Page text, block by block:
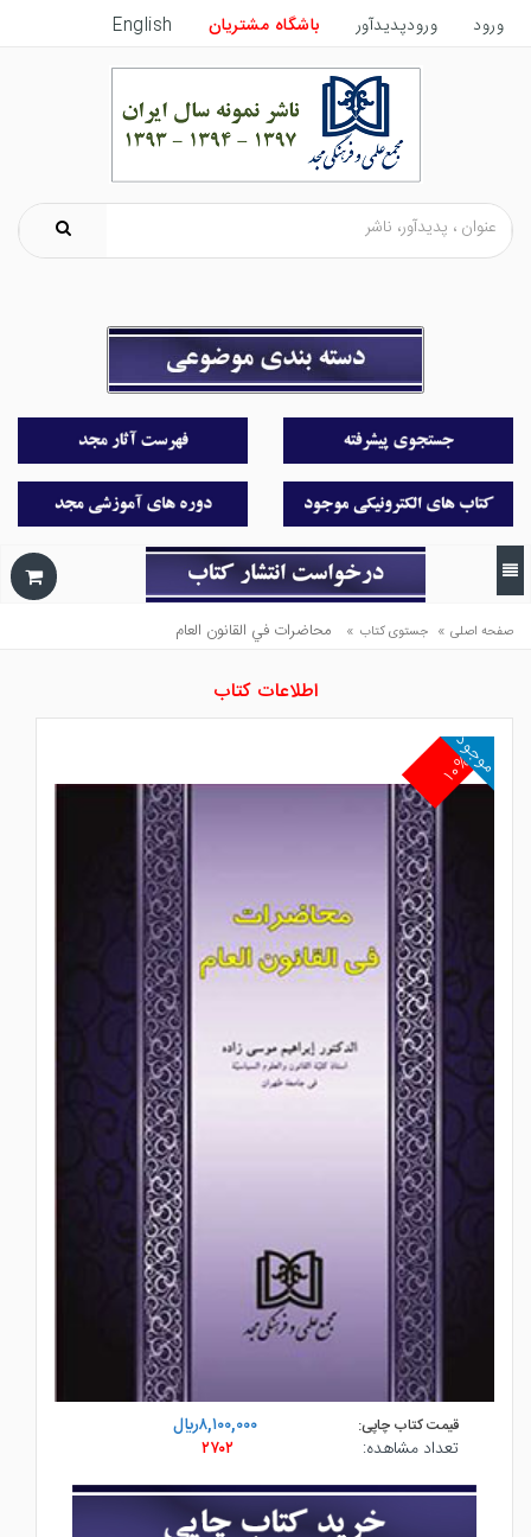
ورود ورودپدیدآور باشگاه مشتریان English
صفحه اصلی » جستوی کتاب » محاضرات في القانون العام
اطلاعات کتاب
۱۰%
موجود
قیمت کتاب چاپی:
۸,۱۰۰,۰۰۰ريال
تعداد مشاهده:
۲۷۰۲